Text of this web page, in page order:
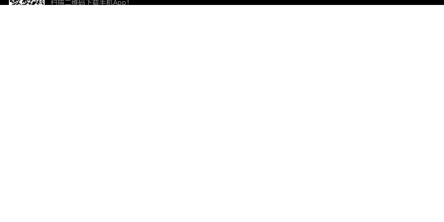
扫描二维码下载手机App！